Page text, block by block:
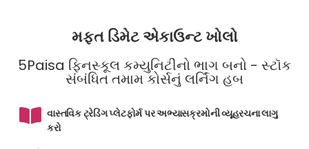
મફત ડિમેટ એકાઉન્ટ ખોલો
5Paisa ફિનસ્કૂલ કમ્યુનિટીનો ભાગ બનો - સ્ટૉક
સંબંધિત તમામ કોર્સનું લર્નિંગ હબ
વાસ્તવિક ટ્રેડિંગ પ્લેટફોર્મ પર અભ્યાસક્રમોની વ્યૂહરચના લાગુ
કરો